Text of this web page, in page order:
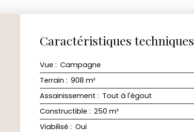
Caractéristiques techniques
Vue : Campagne
Terrain : 908 m²
Assainissement : Tout à l'égout
Constructible : 250 m²
Viabilisé : Oui